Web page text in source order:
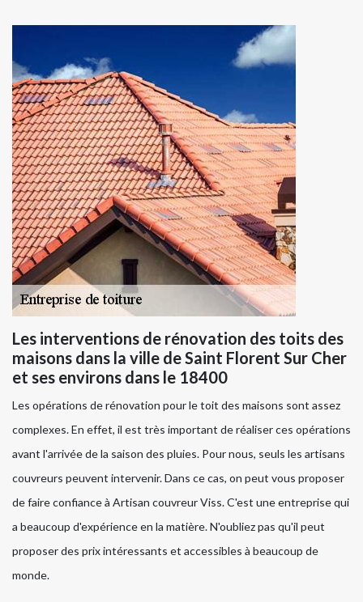
Les interventions de rénovation des toits des
maisons dans la ville de Saint Florent Sur Cher
et ses environs dans le 18400
Les opérations de rénovation pour le toit des maisons sont assez
complexes. En effet, il est très important de réaliser ces opérations
avant l'arrivée de la saison des pluies. Pour nous, seuls les artisans
couvreurs peuvent intervenir. Dans ce cas, on peut vous proposer
de faire confiance à Artisan couvreur Viss. C'est une entreprise qui
a beaucoup d'expérience en la matière. N'oubliez pas qu'il peut
proposer des prix intéressants et accessibles à beaucoup de
monde.